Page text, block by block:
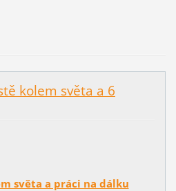
kolem světa a 6
světa a práci na dálku